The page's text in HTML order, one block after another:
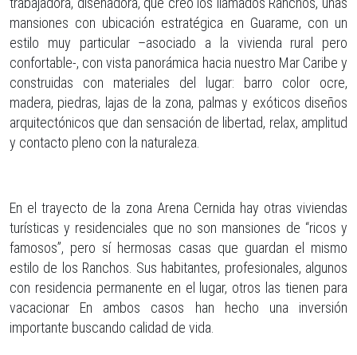
mansiones con ubicación estratégica en Guarame, con un
estilo muy particular –asociado a la vivienda rural pero
confortable-, con vista panorámica hacia nuestro Mar Caribe y
construidas con materiales del lugar: barro color ocre,
madera, piedras, lajas de la zona, palmas y exóticos diseños
arquitectónicos que dan sensación de libertad, relax, amplitud
y contacto pleno con la naturaleza.
En el trayecto de la zona Arena Cernida hay otras viviendas
turísticas y residenciales que no son mansiones de “ricos y
famosos”, pero sí hermosas casas que guardan el mismo
estilo de los Ranchos. Sus habitantes, profesionales, algunos
con residencia permanente en el lugar, otros las tienen para
vacacionar En ambos casos han hecho una inversión
importante buscando calidad de vida.